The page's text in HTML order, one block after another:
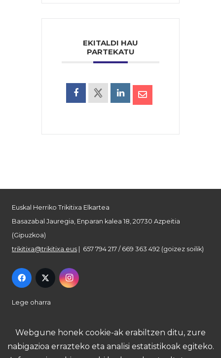
EKITALDI HAU
PARTEKATU
Euskal Herriko Trikitixa Elkartea
Basazabal Jauregia, Enparan kalea 18, 20730 Azpeitia
(Gipuzkoa)
trikitixa@trikitixa.eus | 657 794 217 / 669 363 492 (goizez soilik)
Lege oharra
Pribatutasun politika
Webgune honek cookie-ak erabiltzen ditu, zure
nabigazioa errazteko eta analisi estatistikoak egiteko.